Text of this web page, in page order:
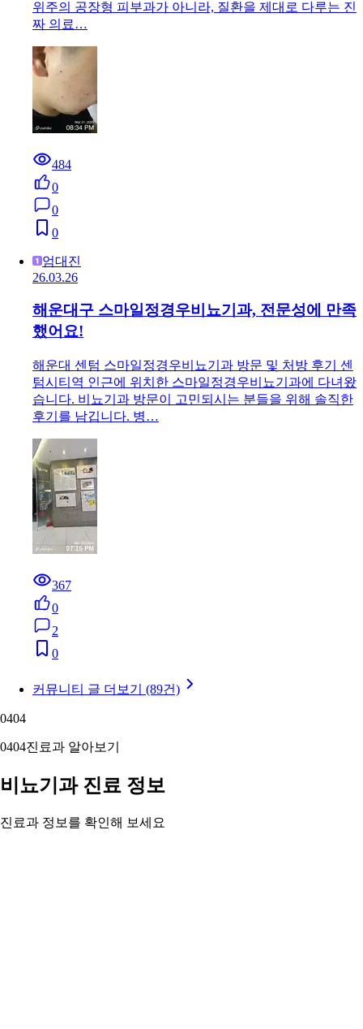
위주의 공장형 피부과가 아니라, 질환을 제대로 다루는 진
짜 의료…
484
0
0
0
엄대진
26.03.26
해운대구 스마일정경우비뇨기과, 전문성에 만족
했어요!
해운대 센텀 스마일정경우비뇨기과 방문 및 처방 후기 센
텀시티역 인근에 위치한 스마일정경우비뇨기과에 다녀왔
습니다. 비뇨기과 방문이 고민되시는 분들을 위해 솔직한
후기를 남깁니다. 병…
367
0
2
0
커뮤니티 글 더보기 (89건)
0404
0404진료과 알아보기
비뇨기과 진료 정보
진료과 정보를 확인해 보세요